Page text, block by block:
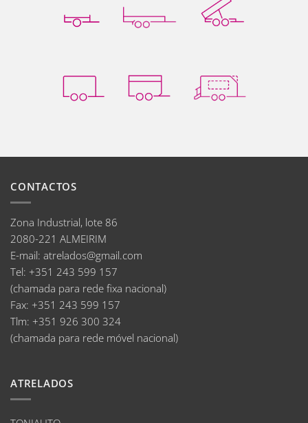
CONTACTOS
Zona Industrial, lote 86
2080-221 ALMEIRIM
E-mail: atrelados@gmail.com
Tel: +351 243 599 157
(chamada para rede fixa nacional)
Fax: +351 243 599 157
Tlm: +351 926 300 324
(chamada para rede móvel nacional)
ATRELADOS